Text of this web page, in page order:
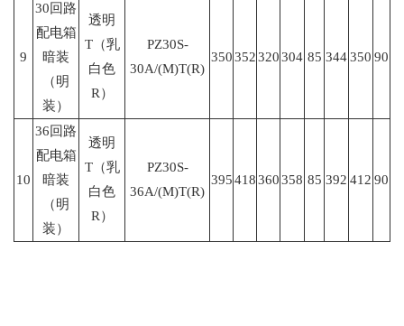
9
30回路
配电箱
暗装
（明
装）
透明
T（乳
白色
R）
PZ30S-
30A/(M)T(R)
350352320304 85 344350 90
10
36回路
配电箱
暗装
（明
装）
透明
T（乳
白色
R）
PZ30S-
36A/(M)T(R)
395418360358 85 392 412 90